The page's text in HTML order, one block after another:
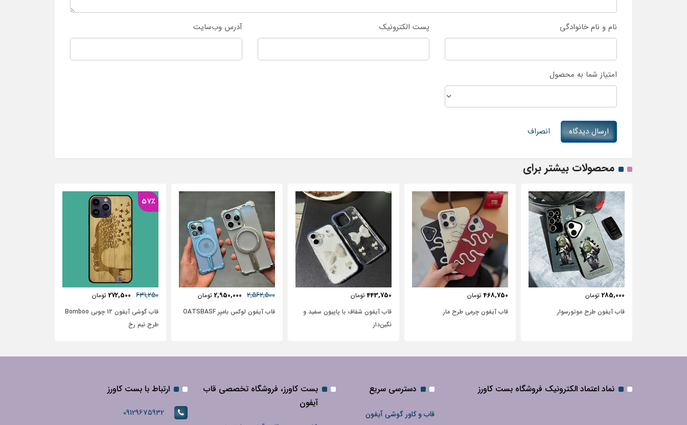
نام و نام خانوادگی پست الکترونیک آدرس وب‌سایت
امتیاز شما به محصول
ارسال دیدگاه انصراف
محصولات بیشتر برای
468,750 تومان
قاب آیفون چرمی طرح مار
443,750 تومان
قاب آیفون شفاف با پاپیون سفید و
2,562,500
2,950,000
قاب آیفون لوکس بامپر OATSBASF
57٪
631,250
272,500 تومان
قاب گوشی آیفون 12 چوبی Bomboo
37٪
481,250
306,250 تومان
قاب آیفون آیفون 12 طرح گل آبرنگی
گل آبی با زمینه سفید
نماد اعتماد الکترونیک فروشگاه بست کاورز دسترسی سریع
قاب و کاور گوشی آیفون
بست کاورز، فروشگاه تخصصی قاب
آیفون
ارتباط با بست کاورز
09129675932